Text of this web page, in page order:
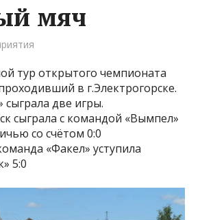
мяч
тур открытого чемпионата
в г.Электрогорске.
две игры.
сыграла с командой «Вымпел»
со счётом 0:0
«Факел» уступила
5:0